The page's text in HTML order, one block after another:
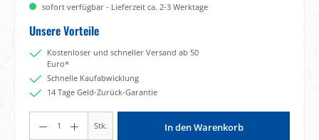
sofort verfügbar - Lieferzeit ca. 2-3 Werktage
Unsere Vorteile
Kostenloser und schneller Versand ab 50
Euro*
Schnelle Kaufabwicklung
14 Tage Geld-Zurück-Garantie
Produkt Anzahl: Gib den gewünschten Wert ein oder benutze die Schaltflächen um
Stk. In den Warenkorb